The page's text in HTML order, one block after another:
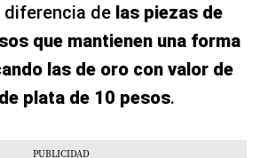
diferencia de las piezas de
que mantienen una forma
las de oro con valor de
plata de 10 pesos.